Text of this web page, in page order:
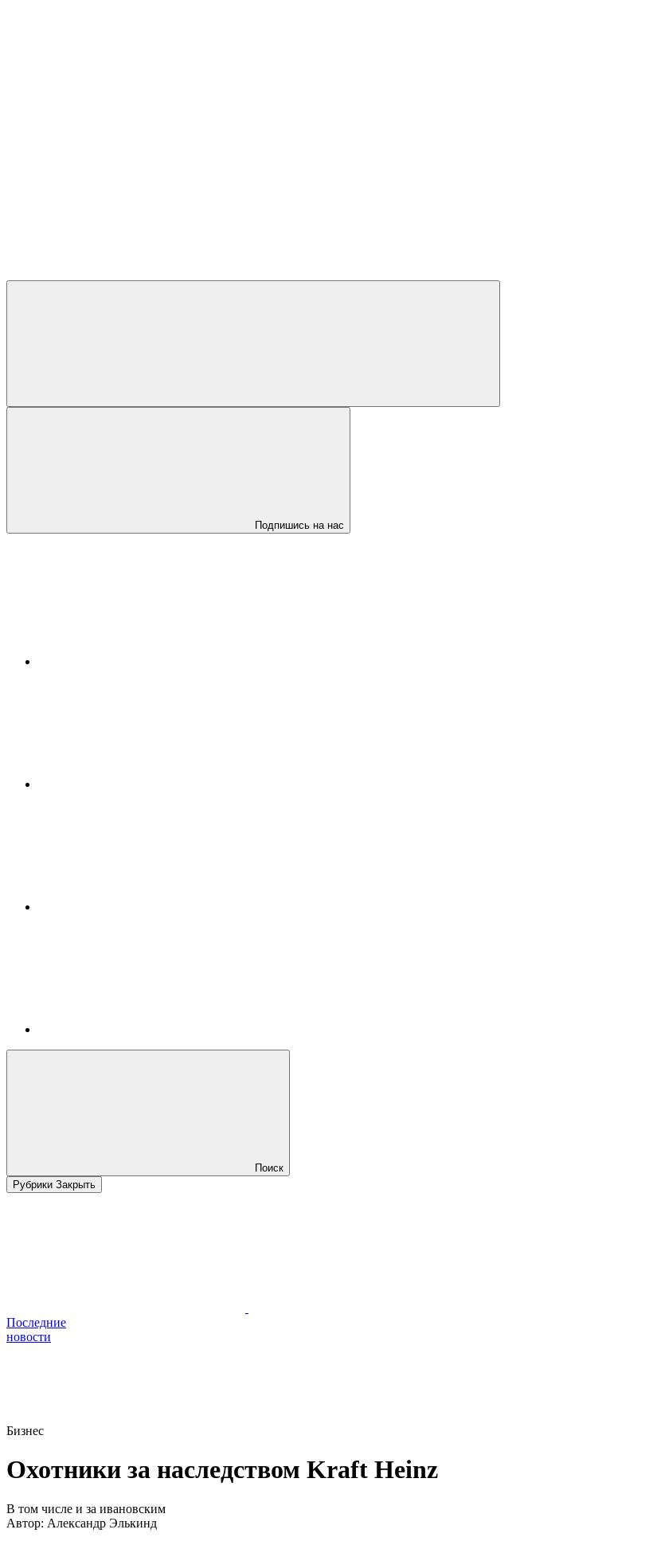
Подпишись на нас
Поиск
Рубрики Закрыть
Последние
новости
Бизнес
Охотники за наследством Kraft Heinz
В том числе и за ивановским
Автор: Александр Элькинд